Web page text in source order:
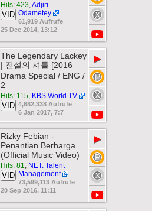
Hits: 423,Adjiri
Odametey
VID
61,919 Aufrufe
25 Dec 2014, 13:12
The Legendary Lackey
| 전설의 셔틀 [2016
Drama Special / ENG /
2
Hits: 115, KBS World TV
VID 4,682,338 Aufrufe
6 Jan 2017, 7:7
▶
Rizky Febian -
Penantian Berharga
(Official Music Video)
Hits: 81, NET. Talent
Management
VID
73,599,113 Aufrufe
20 Sep 2016, 11:11
▶